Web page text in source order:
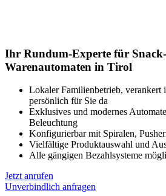
Ihr Rundum-Experte für
Warenautomaten in Tirol
Lokaler Familienbetrieb, verankert
persönlich für Sie da
Exklusives und modernes
Beleuchtung
Konfigurierbar mit Spiralen,
Vielfältige Produktauswahl und
Alle gängigen Bezahlsysteme
Jetzt anrufen
Unverbindlich anfragen